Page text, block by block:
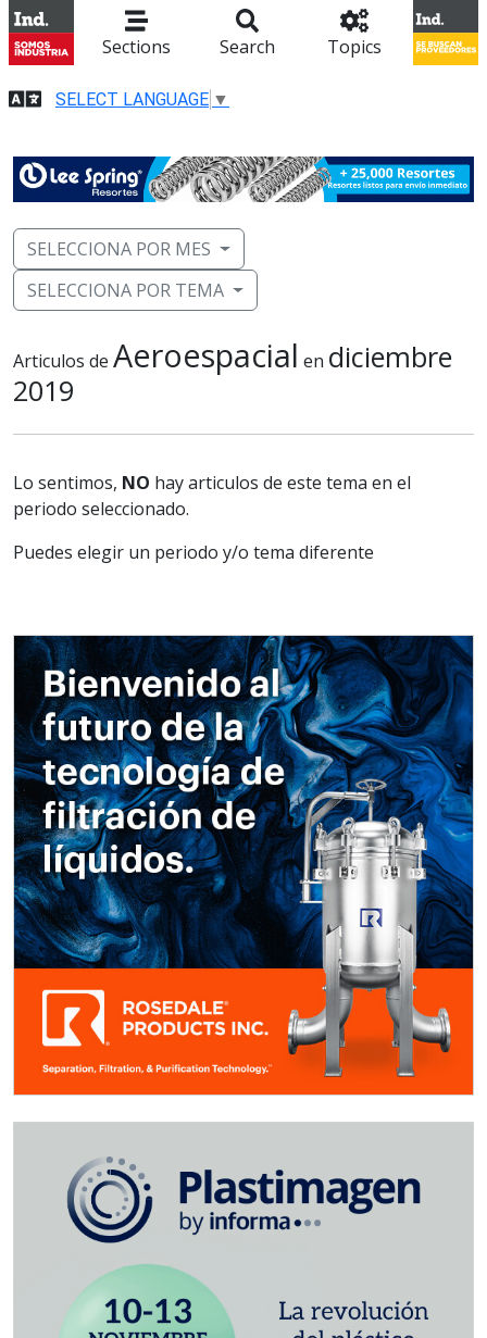
Sections Search Topics
SELECT LANGUAGE ▼
SELECCIONA POR MES
SELECCIONA POR TEMA
Articulos de Aeroespacial en diciembre
2019
Lo sentimos, NO hay articulos de este tema en el
periodo seleccionado.
Puedes elegir un periodo y/o tema diferente